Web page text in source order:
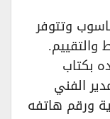
وتتوفر
بكتاب
الفني
ورقم هاتفه